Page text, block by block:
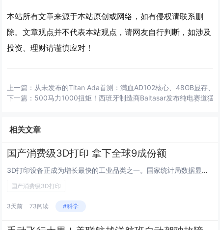
本站所有文章来源于本站原创或网络，如有侵权请联系删
除。文章观点并不代表本站观点，请网友自行判断，如涉及
投资、理财请谨慎应对！
上一篇： 从未发布的Titan Ada首测：满血AD102核心、48GB显存、
下一篇： 500马力1000扭矩！西班牙制造商Baltasar发布纯电赛道猛
相关文章
国产消费级3D打印 拿下全球9成份额
3D打印设备正成为增长最快的工业品类之一。国家统计局数据显示，2026年上半年，国内3D打印设备产量同比增长48.5%，...
国产消费级3D打印
3天前 73阅读 #科学